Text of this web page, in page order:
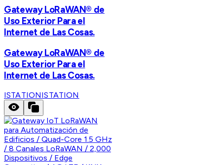
Gateway LoRaWAN® de
Uso Exterior Para el
Internet de Las Cosas.
Gateway LoRaWAN® de
Uso Exterior Para el
Internet de Las Cosas.
ISTATIONISTATION